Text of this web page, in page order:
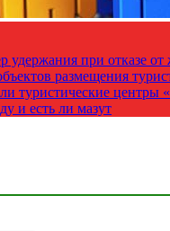
удержания при отказе
размещения
туристические центры
и есть ли мазут